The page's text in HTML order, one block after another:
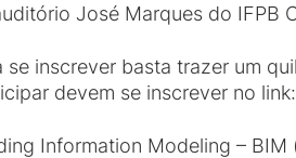
José Marques do IFPB
se inscrever basta trazer um
devem se inscrever no link:
Information Modeling –